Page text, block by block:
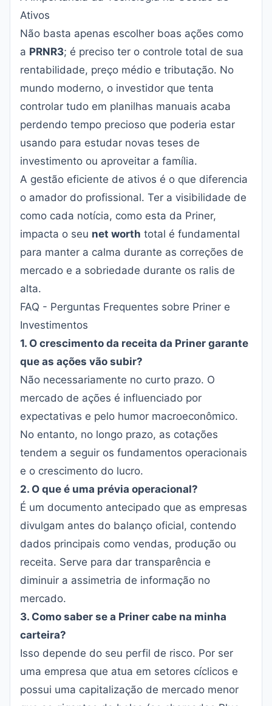
Ativos
Não basta apenas escolher boas ações como
a PRNR3; é preciso ter o controle total de sua
rentabilidade, preço médio e tributação. No
mundo moderno, o investidor que tenta
controlar tudo em planilhas manuais acaba
perdendo tempo precioso que poderia estar
usando para estudar novas teses de
investimento ou aproveitar a família.
A gestão eficiente de ativos é o que diferencia
o amador do profissional. Ter a visibilidade de
como cada notícia, como esta da Priner,
impacta o seu net worth total é fundamental
para manter a calma durante as correções de
mercado e a sobriedade durante os ralis de
alta.
FAQ - Perguntas Frequentes sobre Priner e
Investimentos
1. O crescimento da receita da Priner garante
que as ações vão subir?
Não necessariamente no curto prazo. O
mercado de ações é influenciado por
expectativas e pelo humor macroeconômico.
No entanto, no longo prazo, as cotações
tendem a seguir os fundamentos operacionais
e o crescimento do lucro.
2. O que é uma prévia operacional?
É um documento antecipado que as empresas
divulgam antes do balanço oficial, contendo
dados principais como vendas, produção ou
receita. Serve para dar transparência e
diminuir a assimetria de informação no
mercado.
3. Como saber se a Priner cabe na minha
carteira?
Isso depende do seu perfil de risco. Por ser
uma empresa que atua em setores cíclicos e
possui uma capitalização de mercado menor